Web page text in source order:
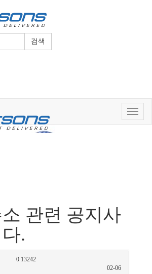
검색
Toggle
관련 공지사
.
0 13242
02-06